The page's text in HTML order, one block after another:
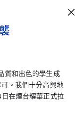
質和出色的學生成
。我們十分高興地
在煙台耀華正式拉